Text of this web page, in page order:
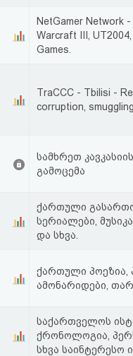
NetGamer
Warcraft III,
Games.
TraCCC - Tbilisi -
corruption,
სამხრეთ
გამოცემა
ქართული
სერიალები,
და სხვა.
ქართული პოეზია,
ამონარიდები,
საქართველოს
ქრონოლოგია,
სხვა საინტერესო